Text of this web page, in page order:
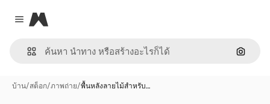
Close menu
Magnific
ค้นหา
บ้าน/สต็อก/ภาพถ่าย/พื้นหลังลายไม้สำหรับ…